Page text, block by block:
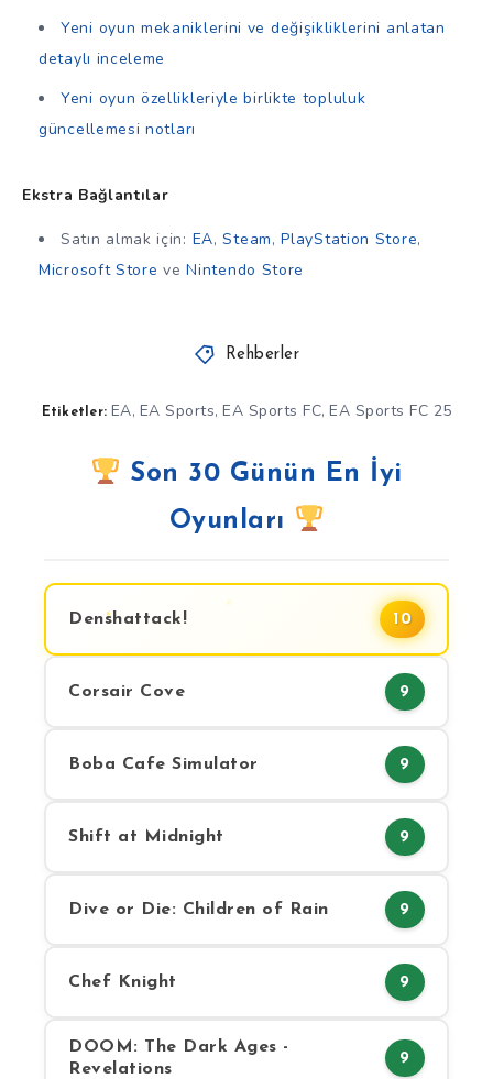
Yeni oyun mekaniklerini ve değişikliklerini anlatan
detaylı inceleme
Yeni oyun özellikleriyle birlikte topluluk
güncellemesi notları
Ekstra Bağlantılar
Satın almak için: EA,Steam,PlayStation Store,
Microsoft Store veNintendo Store
Rehberler
Etiketler: EA, EA Sports, EA Sports FC, EA Sports FC 25
Son 30 Günün En İyi
Oyunları
Denshattack! 10
Corsair Cove 9
Boba Cafe Simulator 9
Shift at Midnight 9
Dive or Die: Children of Rain 9
Chef Knight 9
DOOM: The Dark Ages -
Revelations
9